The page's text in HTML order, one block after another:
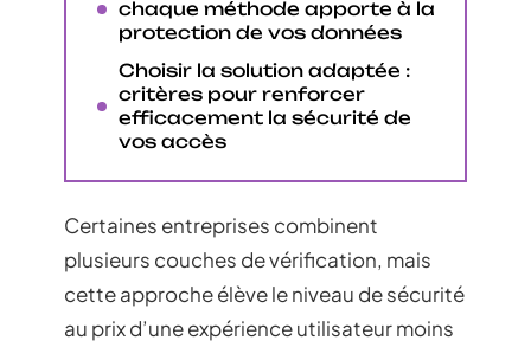
chaque méthode apporte à la
protection de vos données
Choisir la solution adaptée :
critères pour renforcer
efficacement la sécurité de
vos accès
Certaines entreprises combinent
plusieurs couches de vérification, mais
cette approche élève le niveau de sécurité
au prix d’une expérience utilisateur moins